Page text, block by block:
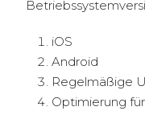
iOS
Android
Regelmäßige
Optimierung